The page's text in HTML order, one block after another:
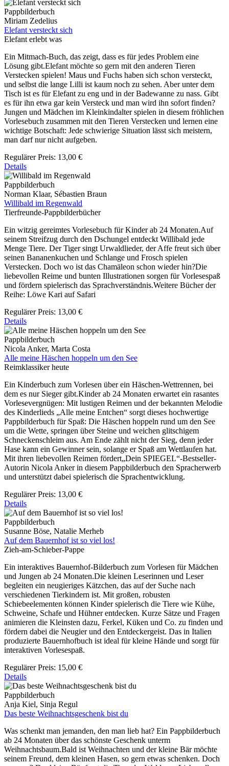
Pappbilderbuch
Miriam Zedelius
Elefant versteckt sich
Elefant erlebt was
Ein Mitmach-Buch, das zeigt, dass es für jedes Problem eine
Lösung gibt.Elefant möchte so gern mit den anderen Tieren
Verstecken spielen! Maus und Fuchs haben sich schon versteckt,
und selbst die lange Lilli ist kaum noch zu sehen. Aber unter dem
Tisch ist es für Elefant zu eng und in der Badewanne zu nass. Gibt
es für ihn etwa gar kein Versteck und man wird ihn sofort finden?
Jungen und Mädchen im Kleinkindalter spielen in diesem fröhlichen
Vorlesebuch zusammen mit den Tieren Verstecken und lernen eine
wichtige Botschaft: Jede schwierige Situation lässt sich meistern,
man darf nur nicht aufgeben.
Regulärer Preis: 13,00 €
Details
Pappbilderbuch
Norman Klaar, Sébastien Braun
Willibald im Regenwald
Tierfreunde-Pappbilderbücher
Ein witzig gereimtes Vorlesebuch für Kinder ab 24 Monaten.Auf
seinem Streifzug durch den Dschungel entdeckt Willibald jede
Menge Tiere. Der Tiger singt Urwaldlieder, der Affe freut sich über
seinen Bananenkuchen und Schlange und Frosch spielen
Verstecken. Doch wo ist das Chamäleon schon wieder hin?Die
liebevollen Reime und bunten Illustrationen sorgen für Vorlesespaß
und fördern spielerisch das Sprachverständnis.Weitere Bücher der
Reihe: Löwe Kari auf Safari
Regulärer Preis: 13,00 €
Details
Pappbilderbuch
Nicola Anker, Marta Costa
Alle meine Häschen hoppeln um den See
Reimklassiker heute
Ein Kinderbuch zum Vorlesen über ein Häschen-Wettrennen, bei
dem es nur Sieger gibt.Kinder ab 24 Monaten erwartet ein rasantes
Vorlesevergnügen: Mit lustigen Reimen und der bekannten Melodie
des Kinderlieds „Alle meine Entchen“ sorgt dieses hochwertige
Pappbilderbuch für Spaß: Die Häschen hoppeln rund um den See
um die Wette, springen über Steine und weichen glitschigem
Schneckenschleim aus. Am Ende zählt nicht der Sieg, denn jeder
Hase kann ein Gewinner sein, solange er Spaß am Wettlaufen hat.
Mit ihren liebevollen Reimen fördert„Dein SPIEGEL“-Bestseller-
Autorin Nicola Anker in diesem Pappbilderbuch den Spracherwerb
und unterstützt dabei spielerisch die Sprachentwicklung.
Regulärer Preis: 13,00 €
Details
Pappbilderbuch
Susanne Böse, Natalie Merheb
Auf dem Bauernhof ist so viel los!
Zieh-am-Schieber-Pappe
Ein interaktives Bauernhof-Bilderbuch zum Vorlesen für Mädchen
und Jungen ab 24 Monaten.Die kleinen Leserinnen und Leser
begleiten ein neugieriges Kätzchen, das auf der Suche nach
verschiedenen Tierkindern ist. Mit großen, robusten
Schiebeelementen können Kinder spielerisch die Tiere wie Kühe,
Schweine, Schafe und Hühner entdecken. Kurze Sätze und Fragen
animieren die Kleinsten dazu, Ferkel, Küken und Co. zu finden und
fördern dabei die Neugier und den Entdeckergeist. Das in Italien
produzierte Bauernhofbuch ist ideal für kleine Hände und sorgt für
interaktiven Vorlesespaß.
Regulärer Preis: 15,00 €
Details
Pappbilderbuch
Anja Kiel, Sinja Regul
Das beste Weihnachtsgeschenk bist du
Was schenkt man jemanden, den man lieb hat? Ein Pappbilderbuch
ab 24 Monaten über das schönste Geschenk unterm
Weihnachtsbaum.Bald ist Weihnachten und der kleine Bär möchte
seinem Freund, dem kleinen Hasen, so gern etwas schenken. Doch